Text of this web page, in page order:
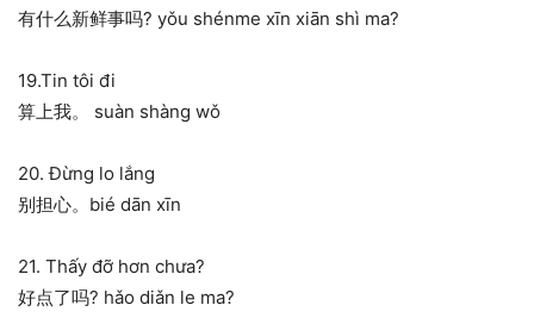
有什么新鲜事吗? yǒu shénme xīn xiān shì ma?
19.Tin tôi đi
算上我。 suàn shàng wǒ
20. Đừng lo lắng
别担心。bié dān xīn
21. Thấy đỡ hơn chưa?
好点了吗? hǎo diǎn le ma?